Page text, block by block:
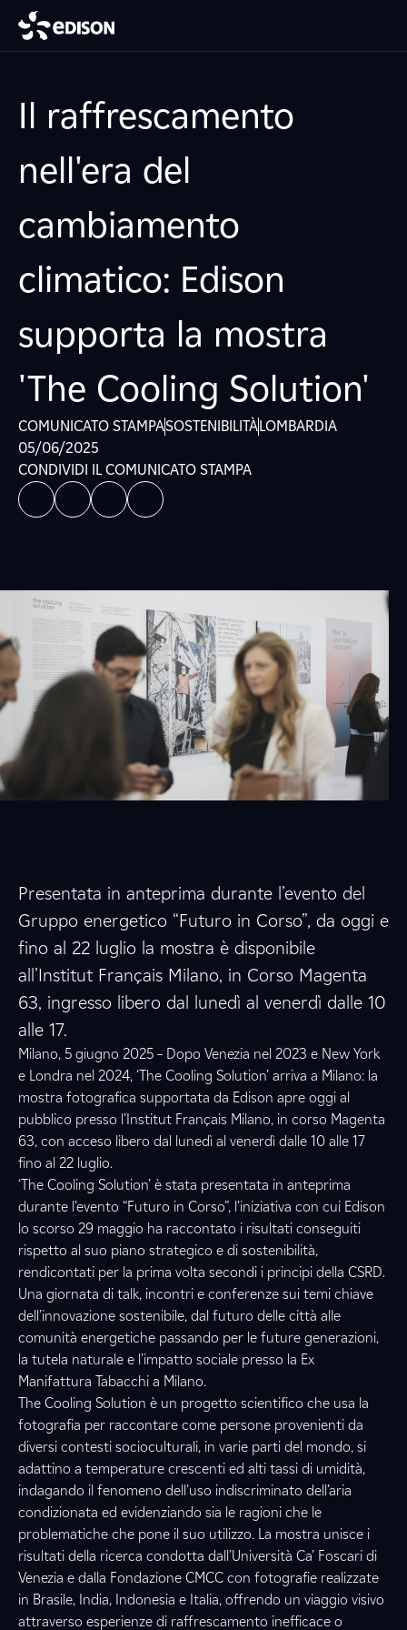
Il raffrescamento
nell'era del
cambiamento
climatico: Edison
supporta la mostra
'The Cooling Solution'
COMUNICATO STAMPASOSTENIBILITÀLOMBARDIA
05/06/2025
CONDIVIDI IL COMUNICATO STAMPA
Presentata in anteprima durante l’evento del
Gruppo energetico “Futuro in Corso”, da oggi e
fino al 22 luglio la mostra è disponibile
all’Institut Français Milano, in Corso Magenta
63, ingresso libero dal lunedì al venerdì dalle 10
alle 17.
Milano, 5 giugno 2025 – Dopo Venezia nel 2023 e New York
e Londra nel 2024, ‘The Cooling Solution’ arriva a Milano: la
mostra fotografica supportata da Edison apre oggi al
pubblico presso l’Institut Français Milano, in corso Magenta
63, con acceso libero dal lunedì al venerdì dalle 10 alle 17
fino al 22 luglio.
‘The Cooling Solution’ è stata presentata in anteprima
durante l’evento “Futuro in Corso”, l’iniziativa con cui Edison
lo scorso 29 maggio ha raccontato i risultati conseguiti
rispetto al suo piano strategico e di sostenibilità,
rendicontati per la prima volta secondi i principi della CSRD.
Una giornata di talk, incontri e conferenze sui temi chiave
dell’innovazione sostenibile, dal futuro delle città alle
comunità energetiche passando per le future generazioni,
la tutela naturale e l’impatto sociale presso la Ex
Manifattura Tabacchi a Milano.
The Cooling Solution è un progetto scientifico che usa la
fotografia per raccontare come persone provenienti da
diversi contesti socioculturali, in varie parti del mondo, si
adattino a temperature crescenti ed alti tassi di umidità,
indagando il fenomeno dell’uso indiscriminato dell’aria
condizionata ed evidenziando sia le ragioni che le
problematiche che pone il suo utilizzo. La mostra unisce i
risultati della ricerca condotta dall’Università Ca’ Foscari di
Venezia e dalla Fondazione CMCC con fotografie realizzate
in Brasile, India, Indonesia e Italia, offrendo un viaggio visivo
attraverso esperienze di raffrescamento inefficace o